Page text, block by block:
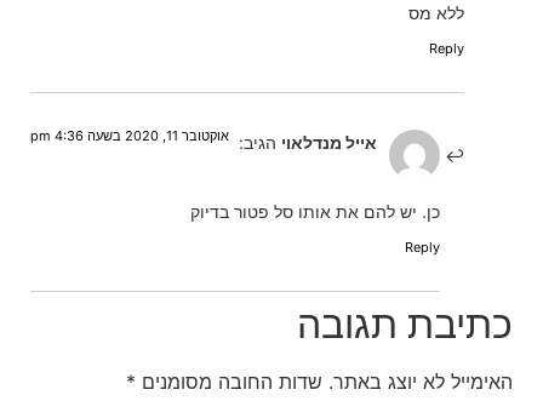
ללא מס
Reply
אייל מנדלאוי הגיב: אוקטובר 11, 2020 בשעה 4:36 pm
כן. יש להם את אותו סל פטור בדיוק
Reply
כתיבת תגובה
האימייל לא יוצג באתר. שדות החובה מסומנים *